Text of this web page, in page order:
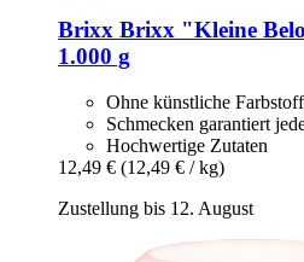
Brixx Brixx "Kleine
1.000 g
Ohne künstliche
Schmecken garantiert
Hochwertige Zutaten
12,49 € (12,49 € / kg)
Zustellung bis 12. August